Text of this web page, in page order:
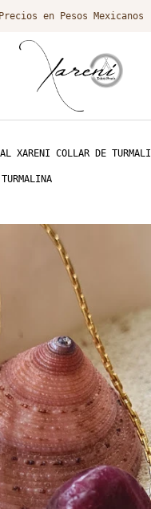
Precios en Pesos Mexicanos
XARENI COLLAR DE